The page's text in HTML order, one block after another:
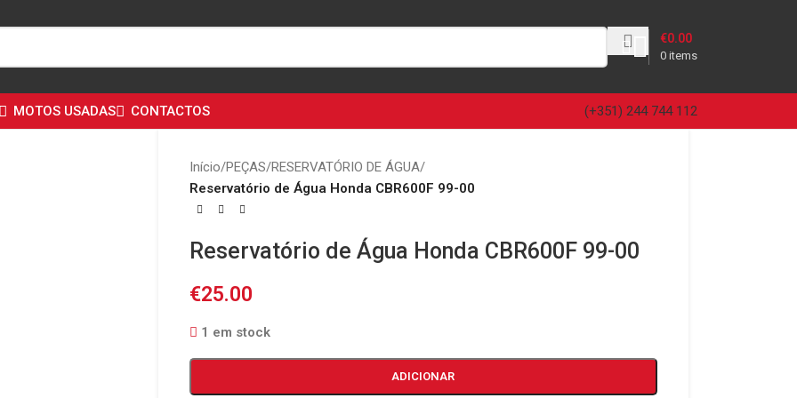
0 items
€0.00
MOTOS USADAS CONTACTOS (+351) 244 744 112
Início/PEÇAS/RESERVATÓRIO DE ÁGUA/
Reservatório de Água Honda CBR600F 99-00
Reservatório de Água Honda CBR600F 99-00
€25.00
1 em stock
ADICIONAR